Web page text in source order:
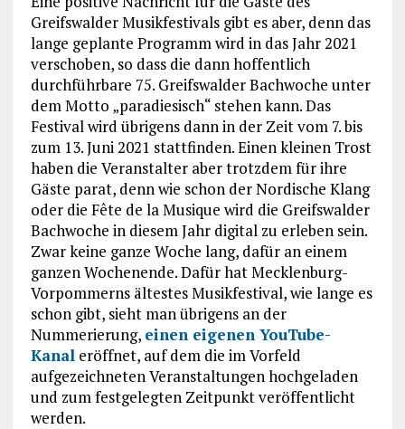
Greifswalder Musikfestivals gibt es aber, denn das
lange geplante Programm wird in das Jahr 2021
verschoben, so dass die dann hoffentlich
durchführbare 75. Greifswalder Bachwoche unter
dem Motto „paradiesisch“ stehen kann. Das
Festival wird übrigens dann in der Zeit vom 7. bis
zum 13. Juni 2021 stattfinden. Einen kleinen Trost
haben die Veranstalter aber trotzdem für ihre
Gäste parat, denn wie schon der Nordische Klang
oder die Fête de la Musique wird die Greifswalder
Bachwoche in diesem Jahr digital zu erleben sein.
Zwar keine ganze Woche lang, dafür an einem
ganzen Wochenende. Dafür hat Mecklenburg-
Vorpommerns ältestes Musikfestival, wie lange es
schon gibt, sieht man übrigens an der
Nummerierung, einen eigenen YouTube-
Kanal eröffnet, auf dem die im Vorfeld
aufgezeichneten Veranstaltungen hochgeladen
und zum festgelegten Zeitpunkt veröffentlicht
werden.